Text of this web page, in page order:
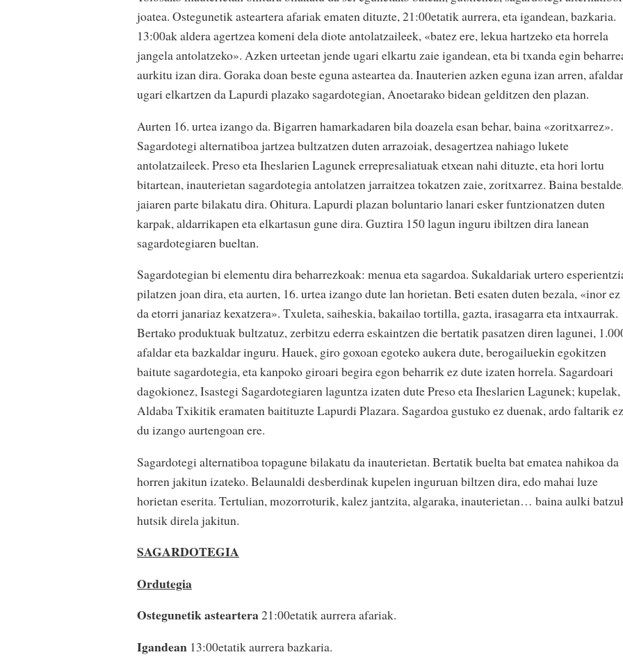
joatea. Ostegunetik asteartera afariak ematen dituzte, 21:00etatik aurrera, eta igandean, bazkaria.
13:00ak aldera agertzea komeni dela diote antolatzaileek, «batez ere, lekua hartzeko eta horrela
jangela antolatzeko». Azken urteetan jende ugari elkartu zaie igandean, eta bi txanda egin
aurkitu izan dira. Goraka doan beste eguna asteartea da. Inauterien azken eguna izan arren, afaldar
ugari elkartzen da Lapurdi plazako sagardotegian, Anoetarako bidean gelditzen den plazan.
Aurten 16. urtea izango da. Bigarren hamarkadaren bila doazela esan behar, baina «zoritxarrez».
Sagardotegi alternatiboa jartzea bultzatzen duten arrazoiak, desagertzea nahiago lukete
antolatzaileek. Preso eta Iheslarien Lagunek errepresaliatuak etxean nahi dituzte, eta hori lortu
bitartean, inauterietan sagardotegia antolatzen jarraitzea tokatzen zaie, zoritxarrez. Baina bestalde,
jaiaren parte bilakatu dira. Ohitura. Lapurdi plazan boluntario lanari esker funtzionatzen duten
karpak, aldarrikapen eta elkartasun gune dira. Guztira 150 lagun inguru ibiltzen dira lanean
sagardotegiaren bueltan.
Sagardotegian bi elementu dira beharrezkoak: menua eta sagardoa. Sukaldariak urtero
pilatzen joan dira, eta aurten, 16. urtea izango dute lan horietan. Beti esaten duten bezala, «inor ez
da etorri janariaz kexatzera». Txuleta, saiheskia, bakailao tortilla, gazta, irasagarra eta intxaurrak.
Bertako produktuak bultzatuz, zerbitzu ederra eskaintzen die bertatik pasatzen diren lagunei,
afaldar eta bazkaldar inguru. Hauek, giro goxoan egoteko aukera dute, berogailuekin egokitzen
baitute sagardotegia, eta kanpoko giroari begira egon beharrik ez dute izaten horrela. Sagardoari
dagokionez, Isastegi Sagardotegiaren laguntza izaten dute Preso eta Iheslarien Lagunek; kupelak,
Aldaba Txikitik eramaten baitituzte Lapurdi Plazara. Sagardoa gustuko ez duenak, ardo faltarik ez
du izango aurtengoan ere.
Sagardotegi alternatiboa topagune bilakatu da inauterietan. Bertatik buelta bat ematea nahikoa da
horren jakitun izateko. Belaunaldi desberdinak kupelen inguruan biltzen dira, edo mahai luze
horietan eserita. Tertulian, mozorroturik, kalez jantzita, algaraka, inauterietan… baina aulki
hutsik direla jakitun.
SAGARDOTEGIA
Ordutegia
Ostegunetik asteartera21:00etatik aurrera afariak.
Igandean 13:00etatik aurrera bazkaria.